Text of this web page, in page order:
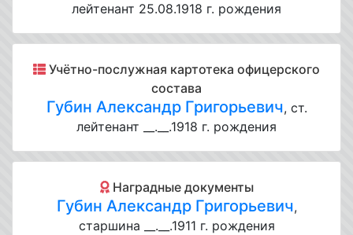
лейтенант 25.08.1918 г. рождения
Учётно-послужная картотека офицерского
состава
Губин Александр Григорьевич, ст.
лейтенант __.__.1918 г. рождения
Наградные документы
Губин Александр Григорьевич,
старшина __.__.1911 г. рождения